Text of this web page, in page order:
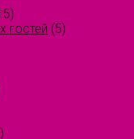
гостей (5)